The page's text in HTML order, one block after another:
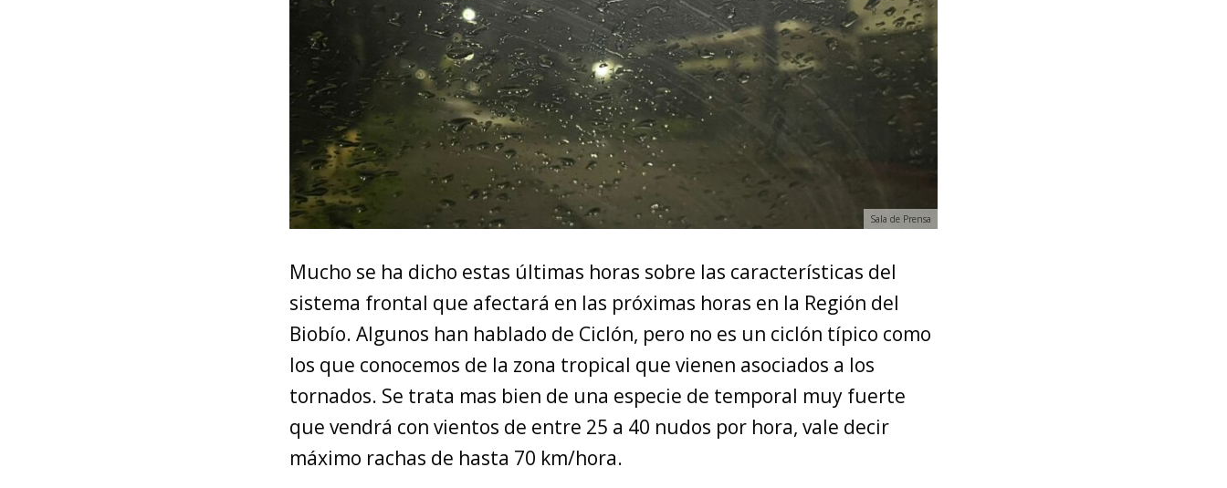
Sala de Prensa
Mucho se ha dicho estas últimas horas sobre las características del
sistema frontal que afectará en las próximas horas en la Región del
Biobío. Algunos han hablado de Ciclón, pero no es un ciclón típico como
los que conocemos de la zona tropical que vienen asociados a los
tornados. Se trata mas bien de una especie de temporal muy fuerte
que vendrá con vientos de entre 25 a 40 nudos por hora, vale decir
máximo rachas de hasta 70 km/hora.